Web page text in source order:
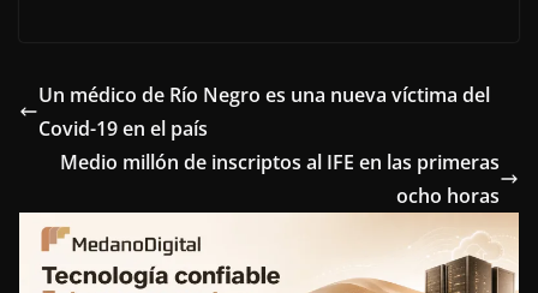
e
b
o
o
k
t
t
e
r
e
r
e
s
k
d
I
n
e
r
a
Un médico de Río Negro es una nueva víctima del
Covid-19 en el país
Medio millón de inscriptos al IFE en las primeras
ocho horas